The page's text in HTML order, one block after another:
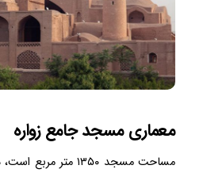
معماری مسجد جامع زواره
مساحت مسجد ۱۳۵۰ متر